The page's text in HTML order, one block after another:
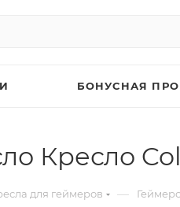
БОНУСНАЯ
Кресло
для геймеров —